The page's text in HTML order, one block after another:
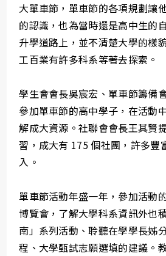
大單車節，單車節的各項規劃讓
的認識，也為當時還是高中生的
升學道路上，並不清楚大學的樣
工百業有許多科系等著去探索。
學生會會長吳宸宏、單車節籌備
參加單車節的高中學子，在活動
解成大資源。社聯會會長王其賢
習，成大有 175 個社團，許多豐
入。
單車節活動年盛一年，參加活動
博覽會，了解大學科系資訊外也
南」系列活動、聆聽在學學長姊
程、大學甄試志願選填的建議。